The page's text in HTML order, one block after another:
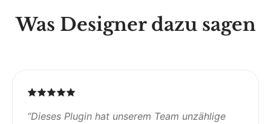
Was Designer dazu sagen
“Dieses Plugin hat unserem Team unzählige